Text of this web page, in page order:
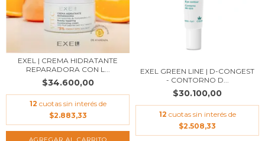
EXEL | CREMA HIDRATANTE
REPARADORA CON L...
$34.600,00
12 cuotas sin interés de
$2.883,33
EXEL GREEN LINE | D-CONGEST
- CONTORNO D...
$30.100,00
12 cuotas sin interés de
$2.508,33